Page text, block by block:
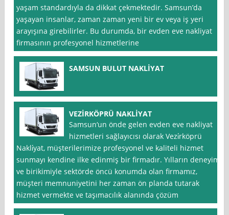
yaşam standardıyla da dikkat çekmektedir. Samsun’da
yaşayan insanlar, zaman zaman yeni bir ev veya iş yeri
arayışına girebilirler. Bu durumda, bir evden eve nakliyat
firmasının profesyonel hizmetlerine
SAMSUN BULUT NAKLİYAT
VEZİRKÖPRÜ NAKLİYAT
Samsun‘un önde gelen evden eve nakliyat
hizmetleri sağlayıcısı olarak Vezi̇rköprü
Nakli̇yat, müşterilerimize profesyonel ve kaliteli hizmet
sunmayı kendine ilke edinmiş bir firmadır. Yılların deneyimi
ve birikimiyle sektörde öncü konumda olan firmamız,
müşteri memnuniyetini her zaman ön planda tutarak
hizmet vermekte ve taşımacılık alanında çözüm